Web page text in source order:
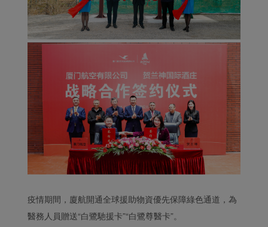
疫情期間，廈航開通全球援助物資優先保障綠色通道，為
醫務人員贈送“白鷺馳援卡”“白鷺尊醫卡”。